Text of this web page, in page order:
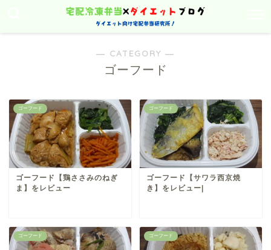
― CATEGORY ―
ゴーフード
ゴーフード
ゴーフード【鶏ささみのねぎ
ま】をレビュー
ゴーフード
ゴーフード【サワラ西京焼
き】をレビュー|
ゴーフード ゴーフード